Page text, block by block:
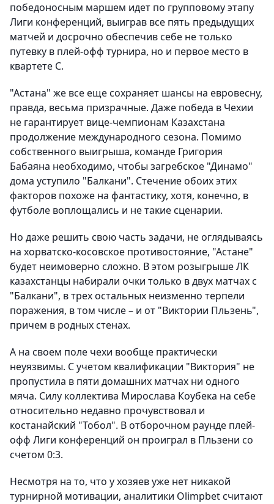
победоносным маршем идет по групповому этапу
Лиги конференций, выиграв все пять предыдущих
матчей и досрочно обеспечив себе не только
путевку в плей-офф турнира, но и первое место в
квартете С.
"Астана" же все еще сохраняет шансы на евровесну,
правда, весьма призрачные. Даже победа в Чехии
не гарантирует вице-чемпионам Казахстана
продолжение международного сезона. Помимо
собственного выигрыша, команде Григория
Бабаяна необходимо, чтобы загребское "Динамо"
дома уступило "Балкани". Стечение обоих этих
факторов похоже на фантастику, хотя, конечно, в
футболе воплощались и не такие сценарии.
Но даже решить свою часть задачи, не оглядываясь
на хорватско-косовское противостояние, "Астане"
будет неимоверно сложно. В этом розыгрыше ЛК
казахстанцы набирали очки только в двух матчах с
"Балкани", в трех остальных неизменно терпели
поражения, в том числе – и от "Виктории Пльзень",
причем в родных стенах.
А на своем поле чехи вообще практически
неуязвимы. С учетом квалификации "Виктория" не
пропустила в пяти домашних матчах ни одного
мяча. Силу коллектива Мирослава Коубека на себе
относительно недавно прочувствовал и
костанайский "Тобол". В отборочном раунде плей-
офф Лиги конференций он проиграл в Пльзени со
счетом 0:3.
Несмотря на то, что у хозяев уже нет никакой
турнирной мотивации, аналитики Olimpbet считают